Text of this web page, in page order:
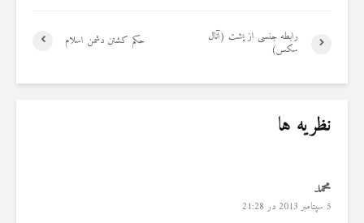
حکم کشتن دشمن اسلام رابطه جنسی از پشت (آنال
سکس)
نظریه ها
محمد
5 سپتامبر 2013 در 21:28